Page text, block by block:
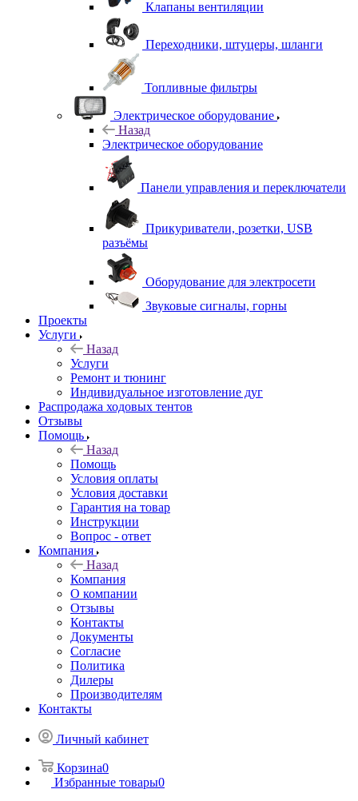
Клапаны вентиляции
Переходники, штуцеры, шланги
Топливные фильтры
Электрическое оборудование
Назад
Электрическое оборудование
Панели управления и переключатели
Прикуриватели, розетки, USB
разъёмы
Оборудование для электросети
Звуковые сигналы, горны
Проекты
Услуги
Назад
Услуги
Ремонт и тюнинг
Индивидуальное изготовление дуг
Распродажа ходовых тентов
Отзывы
Помощь
Назад
Помощь
Условия оплаты
Условия доставки
Гарантия на товар
Инструкции
Вопрос - ответ
Компания
Назад
Компания
О компании
Отзывы
Контакты
Документы
Согласие
Политика
Дилеры
Производителям
Контакты
Личный кабинет
Корзина0
Избранные товары0